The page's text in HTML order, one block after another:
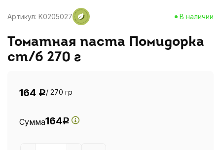
Артикул: K0205027 В наличии
Томатная паста Помидорка
ст/б 270 г
164 Р/ 270 гр
Сумма164Р